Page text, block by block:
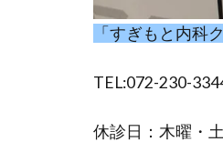
「すぎもと内科
TEL:072-230-
休診日：木曜・